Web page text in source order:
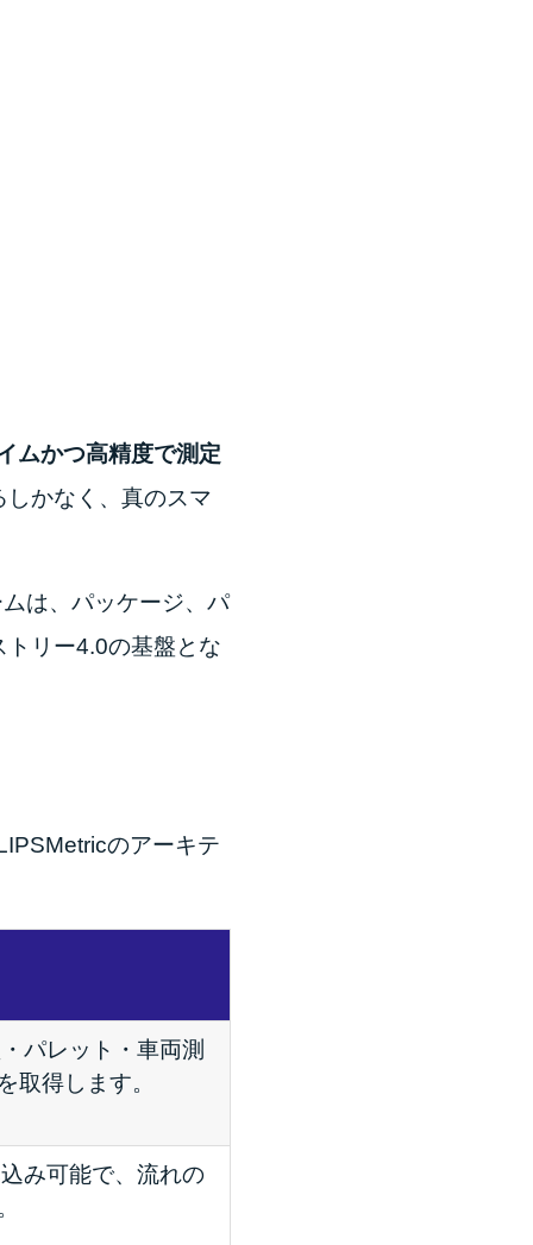
ムかつ高精度で測定
かなく、真のスマ
は、パッケージ、パ
リー4.0の基盤とな
のアーキテ
パレット・車両測
取得します。
み可能で、流れの